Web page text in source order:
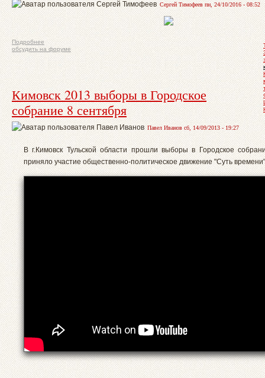
Сергей Тимофеев пн, 24/10/2016 - 08:52
Подробнее
обсудить на форуме
Кимовск 2013 выборы в Городское
собрание 8 сентября
Павел Иванов сб, 14/09/2013 - 19:27
В г.Кимовск Тульской области прошли выборы в Городское
приняло участие общественно-политическое движение "Суть